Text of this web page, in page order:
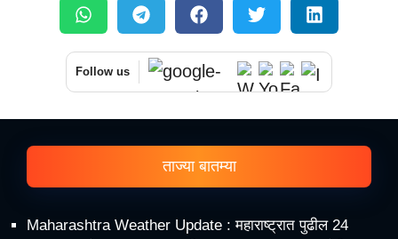
Follow us
ताज्या बातम्या
Maharashtra Weather Update : महाराष्ट्रात पुढील 24